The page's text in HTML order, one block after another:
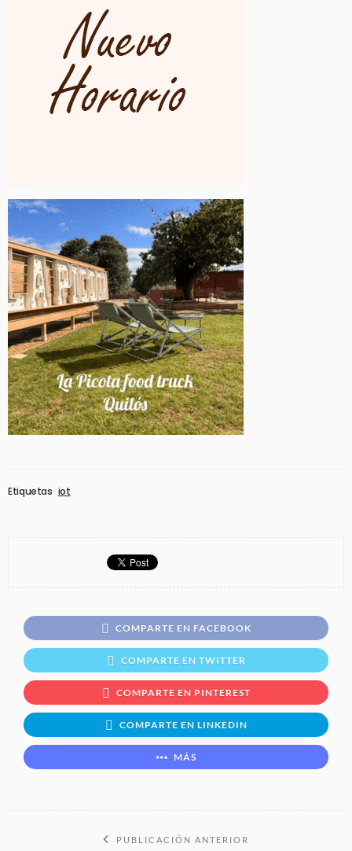
Etiquetas iot
COMPARTE EN FACEBOOK
COMPARTE EN TWITTER
COMPARTE EN PINTEREST
COMPARTE EN LINKEDIN
MÁS
PUBLICACIÓN ANTERIOR